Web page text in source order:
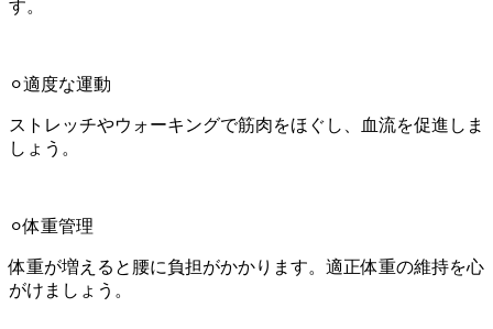
す。
⚪︎適度な運動
ストレッチやウォーキングで筋肉をほぐし、血流を促進しま
しょう。
⚪︎体重管理
体重が増えると腰に負担がかかります。適正体重の維持を心
がけましょう。